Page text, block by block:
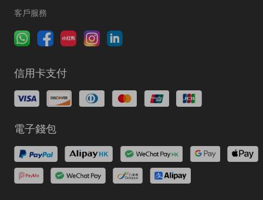
客戶服務
信用卡支付
電子錢包